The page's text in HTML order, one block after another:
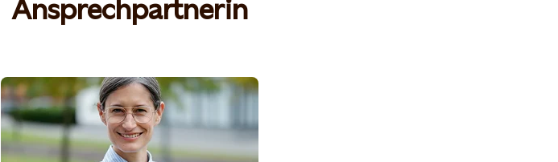
Ansprechpartnerin